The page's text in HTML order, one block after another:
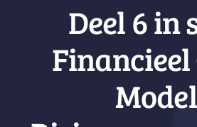
Deel 6 in
Financieel